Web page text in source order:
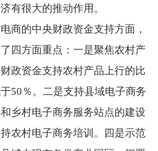
有很大的推动作用。
商的中央财政资金支持方面，
了四方面重点：一是聚焦农村产
政资金支持农村产品上行的比
50％。二是支持县域电子商务
乡村电子商务服务站点的建设
农村电子商务培训。四是示范